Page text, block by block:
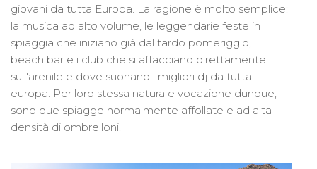
giovani da tutta Europa. La ragione è molto semplice:
la musica ad alto volume, le leggendarie feste in
spiaggia che iniziano già dal tardo pomeriggio, i
beach bar e i club che si affacciano direttamente
sull'arenile e dove suonano i migliori dj da tutta
europa. Per loro stessa natura e vocazione dunque,
sono due spiagge normalmente affollate e ad alta
densità di ombrelloni.